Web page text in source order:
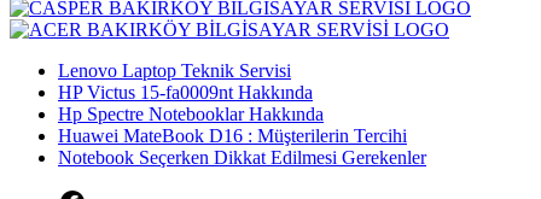
Lenovo Laptop Teknik Servisi
HP Victus 15-fa0009nt Hakkında
Hp Spectre Notebooklar Hakkında
Huawei MateBook D16 : Müşterilerin Tercihi
Notebook Seçerken Dikkat Edilmesi Gerekenler